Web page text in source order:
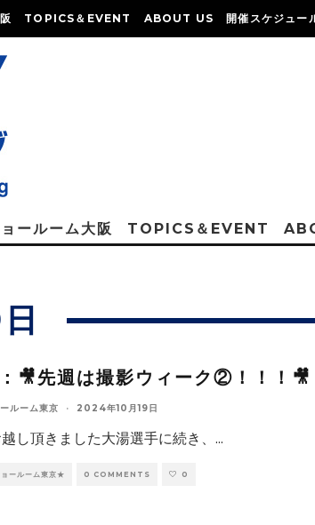
TOPICS＆EVENT ABOUT US 開催スケジュー
ールーム大阪 TOPICS＆EVENT
🎥先週は撮影ウィーク②！！！🎥
ルーム東京 · 2024年10月19日
し頂きました大湯選手に続き、 ...
ールーム東京★ 0 COMMENTS 0